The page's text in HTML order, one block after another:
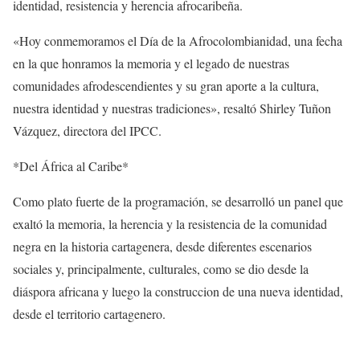
identidad, resistencia y herencia afrocaribeña.
«Hoy conmemoramos el Día de la Afrocolombianidad, una fecha
en la que honramos la memoria y el legado de nuestras
comunidades afrodescendientes y su gran aporte a la cultura,
nuestra identidad y nuestras tradiciones», resaltó Shirley Tuñon
Vázquez, directora del IPCC.
*Del África al Caribe*
Como plato fuerte de la programación, se desarrolló un panel que
exaltó la memoria, la herencia y la resistencia de la comunidad
negra en la historia cartagenera, desde diferentes escenarios
sociales y, principalmente, culturales, como se dio desde la
diáspora africana y luego la construccion de una nueva identidad,
desde el territorio cartagenero.